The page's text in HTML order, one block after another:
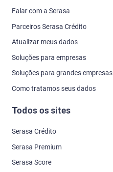
Falar com a Serasa
Parceiros Serasa Crédito
Atualizar meus dados
Soluções para empresas
Soluções para grandes empresas
Como tratamos seus dados
Todos os sites
Serasa Crédito
Serasa Premium
Serasa Score